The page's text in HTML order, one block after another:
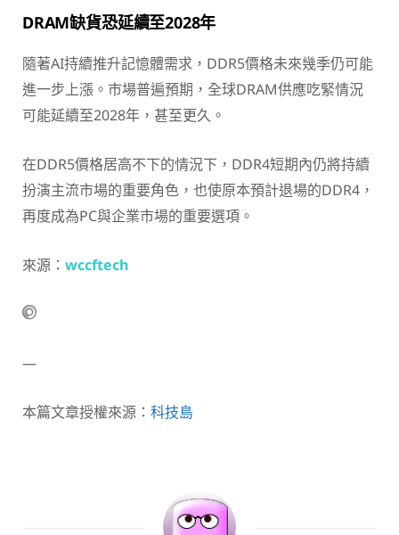
DRAM缺貨恐延續至2028年
隨著AI持續推升記憶體需求，DDR5價格未來幾季仍可能
進一步上漲。市場普遍預期，全球DRAM供應吃緊情況
可能延續至2028年，甚至更久。
在DDR5價格居高不下的情況下，DDR4短期內仍將持續
扮演主流市場的重要角色，也使原本預計退場的DDR4，
再度成為PC與企業市場的重要選項。
來源： wccftech
—
本篇文章授權來源： 科技島